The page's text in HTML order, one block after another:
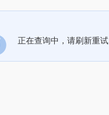
正在查询中，请刷新重试